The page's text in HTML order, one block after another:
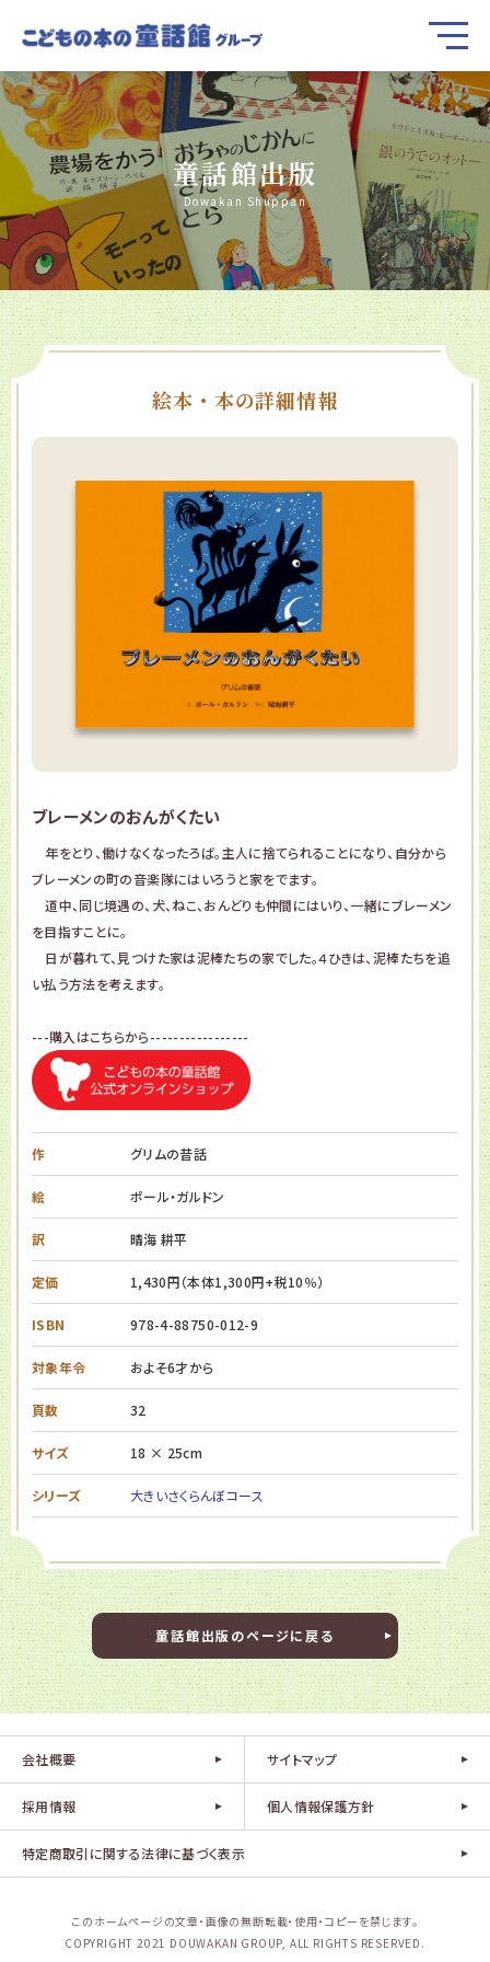
童話館出版
Dowakan Shuppan
絵本・本の詳細情報
ブレーメンのおんがくたい
年をとり、働けなくなったろば。主人に捨てられることになり、自分から
ブレーメンの町の音楽隊にはいろうと家をでます。
道中、同じ境遇の、犬、ねこ、おんどりも仲間にはいり、一緒にブレーメン
を目指すことに。
日が暮れて、見つけた家は泥棒たちの家でした。４ひきは、泥棒たちを追
い払う方法を考えます。
---購入はこちらから-----------------
作 グリムの昔話
絵 ポール・ガルドン
訳 晴海 耕平
定価 1,430円（本体1,300円+税10％）
ISBN 978-4-88750-012-9
対象年令 およそ6才から
頁数 32
サイズ 18 × 25cm
シリーズ 大きいさくらんぼコース
童話館出版のページに戻る
会社概要 サイトマップ
採用情報 個人情報保護方針
特定商取引に関する法律に基づく表示
このホームページの文章・画像の無断転載・使用・コピーを禁じます。
COPYRIGHT 2021 DOUWAKAN GROUP, ALL RIGHTS RESERVED.